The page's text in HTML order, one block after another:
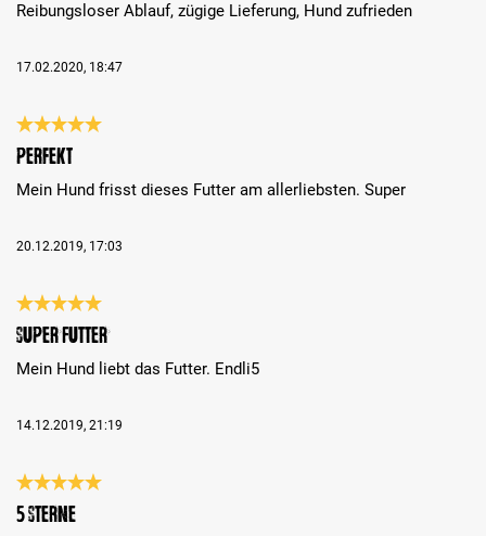
Reibungsloser Ablauf, zügige Lieferung, Hund zufrieden
17.02.2020, 18:47
Bewertung mit 5 von 5 Sternen
Perfekt
Mein Hund frisst dieses Futter am allerliebsten. Super
20.12.2019, 17:03
Bewertung mit 5 von 5 Sternen
Super Futter
Mein Hund liebt das Futter. Endli5
14.12.2019, 21:19
Bewertung mit 5 von 5 Sternen
5 Sterne